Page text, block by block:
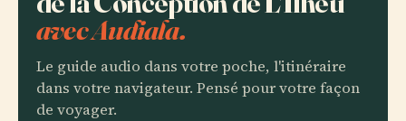
avec Audiala.
Le guide audio dans votre poche, l'itinéraire
dans votre navigateur. Pensé pour votre façon
de voyager.